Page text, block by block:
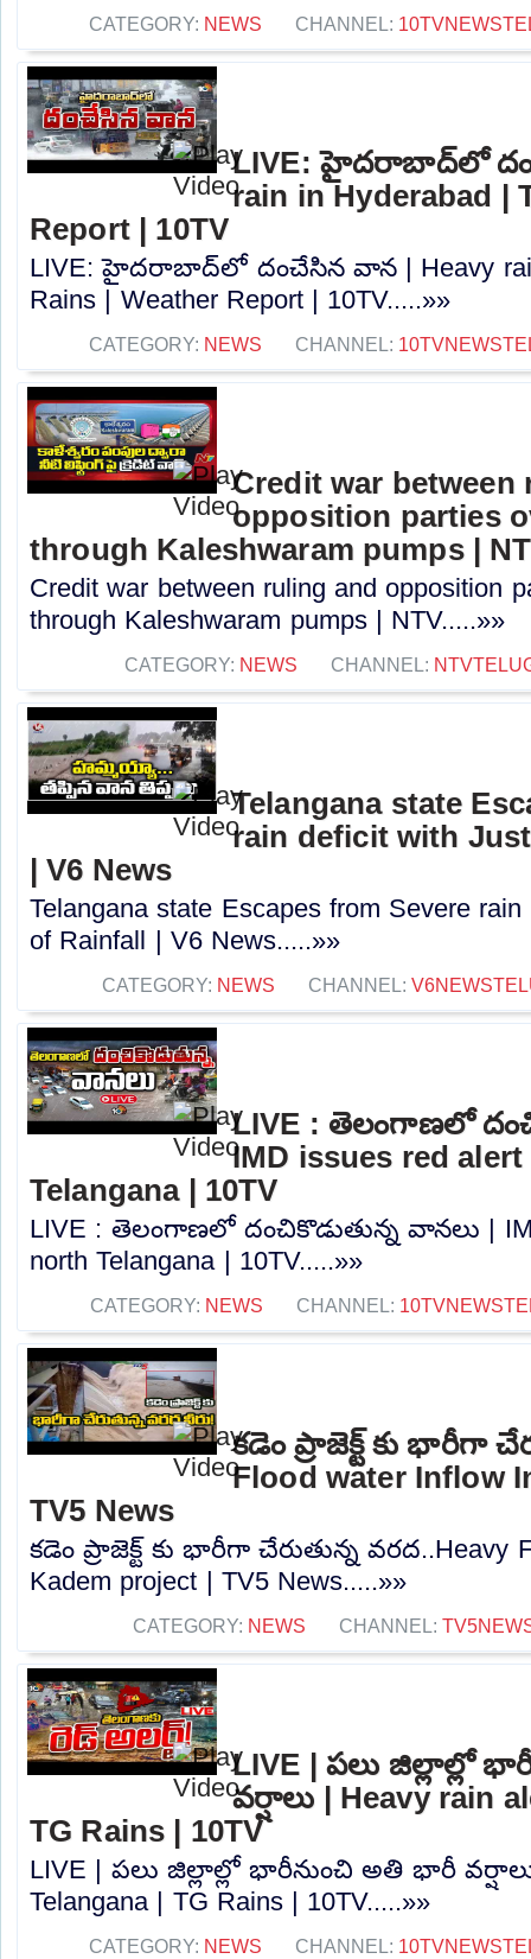
CATEGORY: NEWS CHANNEL:
LIVE: హైదరాబాద్‌లో
rain in Hyderabad |
Report | 10TV
LIVE: హైదరాబాద్‌లో దంచేసిన వాన | Heavy rain
Rains | Weather Report | 10TV.....»»
CATEGORY: NEWS CHANNEL:
Credit war between
opposition parties
through Kaleshwaram pumps |
Credit war between ruling and opposition
through Kaleshwaram pumps | NTV.....»»
CATEGORY: NEWS CHANNEL:
Telangana state
rain deficit with
| V6 News
Telangana state Escapes from Severe
of Rainfall | V6 News.....»»
CATEGORY: NEWS CHANNEL:
LIVE : తెలంగాణలో
IMD issues red
Telangana | 10TV
LIVE : తెలంగాణలో దంచికొడుతున్న వానలు |
north Telangana | 10TV.....»»
CATEGORY: NEWS CHANNEL:
కడెం ప్రాజెక్ట్ కు భారీగా
Flood water Inflow
TV5 News
కడెం ప్రాజెక్ట్ కు భారీగా చేరుతున్న వరద..Heavy
Kadem project | TV5 News.....»»
CATEGORY: NEWS CHANNEL:
LIVE | పలు జిల్లాల్లో
వర్షాలు | Heavy rain
TG Rains | 10TV
LIVE | పలు జిల్లాల్లో భారీనుంచి అతి భారీ వర్షాలు
Telangana | TG Rains | 10TV.....»»
CATEGORY: NEWS CHANNEL: